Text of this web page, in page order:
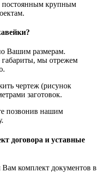
постоянным крупным
Вашим размерам.
габариты, мы отрежем
чертеж (рисунок
заготовок.
позвонив нашим
договора и уставные
комплект документов в